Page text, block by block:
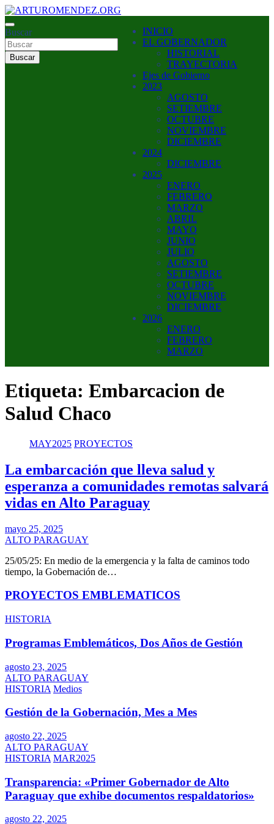
Saltar
al
contenido
ARTUROMENDEZ.ORG
ARTURO MENDEZ GOBERNADOR 2023
Buscar
Buscar
INICIO
EL GOBERNADOR
HISTORIAL
TRAYECTORIA
Ejes de Gobierno
2023
AGOSTO
SETIEMBRE
OCTUBRE
NOVIEMBRE
DICIEMBRE
2024
DICIEMBRE
2025
ENERO
FEBRERO
MARZO
ABRIL
MAYO
JUNIO
JULIO
AGOSTO
SETIEMBRE
OCTUBRE
NOVIEMBRE
DICIEMBRE
2026
ENERO
FEBRERO
MARZO
Etiqueta: Embarcacion de
Salud Chaco
MAY2025 PROYECTOS
La embarcación que lleva salud y
esperanza a comunidades remotas salvará
vidas en Alto Paraguay
mayo 25, 2025
ALTO PARAGUAY
25/05/25: En medio de la emergencia y la falta de caminos todo
tiempo, la Gobernación de…
PROYECTOS EMBLEMATICOS
HISTORIA
Programas Emblemáticos, Dos Años de Gestión
agosto 23, 2025
ALTO PARAGUAY
HISTORIA Medios
Gestión de la Gobernación, Mes a Mes
agosto 22, 2025
ALTO PARAGUAY
HISTORIA MAR2025
Transparencia: «Primer Gobernador de Alto
Paraguay que exhibe documentos respaldatorios»
agosto 22, 2025